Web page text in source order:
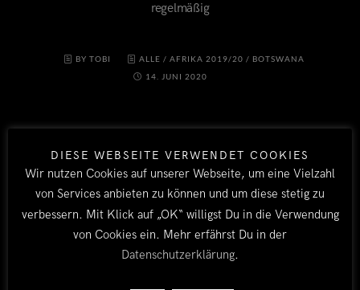
regelmäßig
BY TOBI ALLE /AFRIKA 2019/20 / BOTSWANA
14. JUNI 2020
LÄNDER
DIESE WEBSEITE VERWENDET COOKIES
Wir nutzen Cookies auf unserer Webseite, um eine Vielzahl
von Services anbieten zu können und um diese stetig zu
verbessern. Mit Klick auf „OK“ willigst Du in die Verwendung
von Cookies ein. Mehr erfährst Du in der
Datenschutzerklärung.